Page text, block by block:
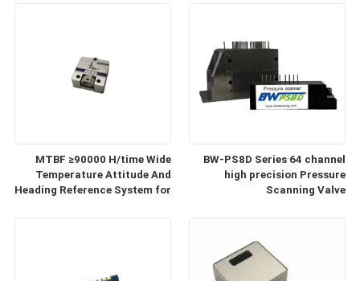
MTBF ≥90000 H/time Wide
Temperature Attitude And
Heading Reference System for
BW-PS8D Series 64 channel
high precision Pressure
Scanning Valve